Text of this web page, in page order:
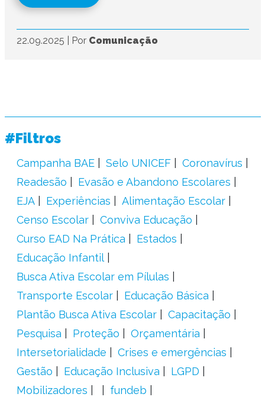
22.09.2025 Por Comunicação
#Filtros
Campanha BAE Selo UNICEF
Coronavírus
Readesão
Evasão e Abandono Escolares
EJA
Experiências
Alimentação Escolar
Censo Escolar
Conviva Educação
Curso EAD Na Prática
Estados
Educação Infantil
Busca Ativa Escolar em Pílulas
Transporte Escolar
Educação Básica
Plantão Busca Ativa Escolar
Capacitação
Pesquisa
Proteção
Orçamentária
Intersetorialidade
Crises e emergências
Gestão
Educação Inclusiva
LGPD
Mobilizadores
fundeb